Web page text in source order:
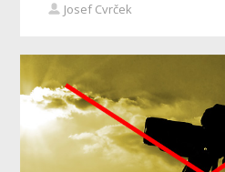
Josef Cvrček